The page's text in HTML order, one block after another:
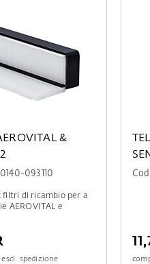
&
093110
filtri di ricambio per a
AEROVITAL e
spedizione